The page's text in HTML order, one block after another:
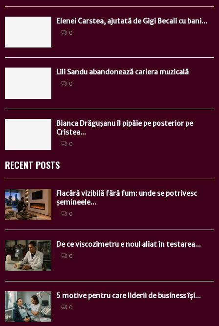
Elenei Carstea, ajutată de Gigi Becali cu bani...
0
Lili Sandu abandonează cariera muzicală
0
Bianca Drăguşanu îl pipăie pe posterior pe
Cristea...
0
RECENT POSTS
Flacără vizibilă fără fum: unde se potrivesc
șemineele...
0
De ce viscozimetru e noul aliat în testarea...
0
5 motive pentru care liderii de business își...
0